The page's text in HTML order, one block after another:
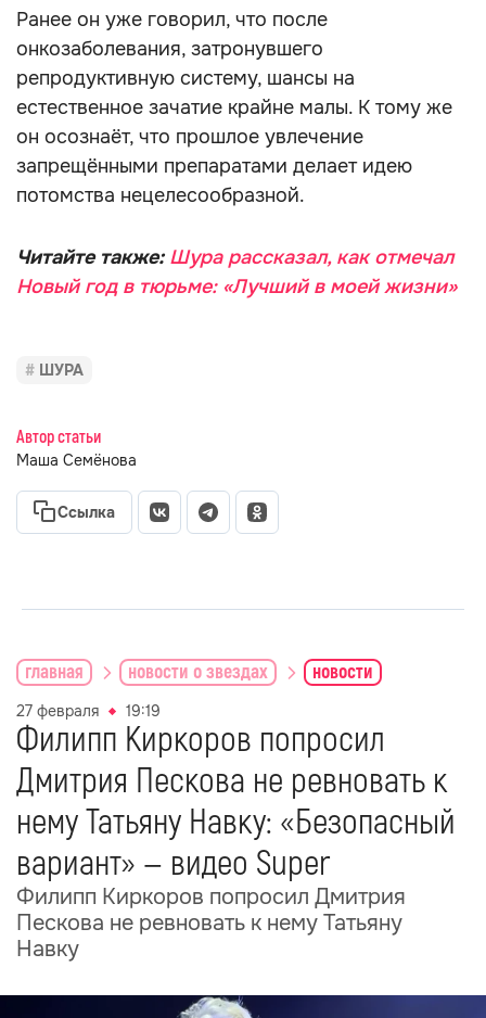
Ранее он уже говорил, что после
онкозаболевания, затронувшего
репродуктивную систему, шансы на
естественное зачатие крайне малы. К тому же
он осознаёт, что прошлое увлечение
запрещёнными препаратами делает идею
потомства нецелесообразной.
Читайте также: Шура рассказал, как отмечал
Новый год в тюрьме: «Лучший в моей жизни»
ШУРА
Автор статьи
Маша Семёнова
Ссылка
главная новости о звездах новости
27 февраля 19:19
Филипп Киркоров попросил
Дмитрия Пескова не ревновать к
нему Татьяну Навку: «Безопасный
вариант» — видео Super
Филипп Киркоров попросил Дмитрия
Пескова не ревновать к нему Татьяну
Навку